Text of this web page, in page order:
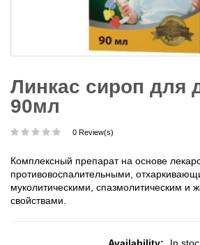
Линкас сироп для
90мл
0 Review(s)
Комплексный препарат на основе
противовоспалительными,
муколитическими, спазмолитическим
свойствами.
Availability: In